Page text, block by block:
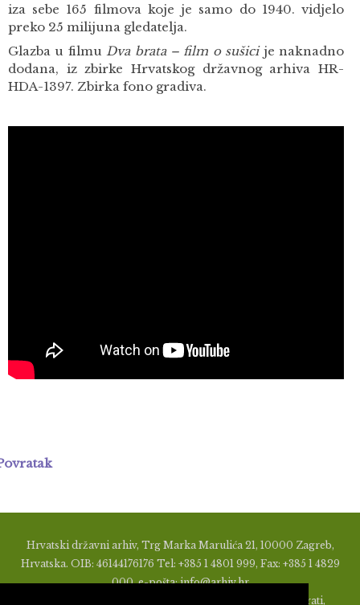
iza sebe 165 filmova koje je samo do 1940. vidjelo
preko 25 milijuna gledatelja.
Glazba u filmuDva brata – film o sušicije naknadno
dodana, iz zbirke Hrvatskog državnog arhiva HR-
HDA-1397. Zbirka fono gradiva.
Hrvatski državni arhiv, Trg Marka Marulića 21, 10000 Zagreb,
Hrvatska. OIB: 46144176176 Tel: +385 1 4801 999, Fax: +385 1 4829
000, e-pošta: info@arhiv.hr
Zabranjeno je u bilo kojem obliku objavljivati, distribuirati,